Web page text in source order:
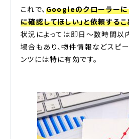
これで、 Googleのクローラーに
に確認してほしい」と依頼するこ
状況によっては即日～数時間以
場合もあり、物件情報などスピ
ンツには特に有効です。